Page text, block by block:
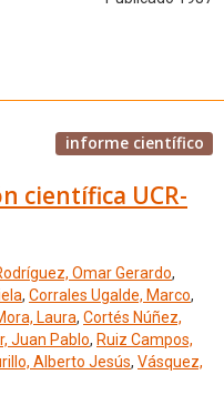
informe científico
científica UCR-
Omar Gerardo,
, Corrales Ugalde, Marco,
Laura, Cortés Núñez,
Juan Pablo, Ruiz Campos,
Alberto Jesús, Vásquez,